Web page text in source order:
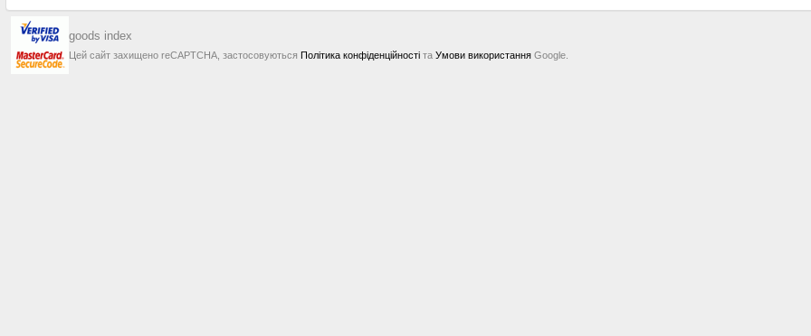
goods index
Цей сайт захищено reCAPTCHA, застосовуються Політика конфіденційності та Умови використання Google.